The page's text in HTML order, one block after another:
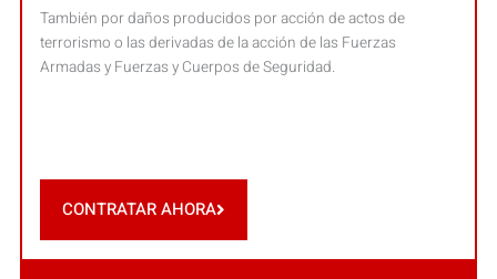
También por daños producidos por acción de actos de
terrorismo o las derivadas de la acción de las Fuerzas
Armadas y Fuerzas y Cuerpos de Seguridad.
CONTRATAR AHORA